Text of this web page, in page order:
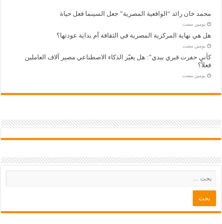
محمد خان رائد “الواقعية المصرية” جعل السينما فعل حياة
‏يومين مضت
هل هي نهاية المركزية المصرية في الثقافة أم بداية عودتها؟
‏يومين مضت
كأني حفرت قبري بيدي”: هل يغيّر الذكاء الاصطناعي مصير آلاف العاملين
فعلاً؟
‏يومين مضت